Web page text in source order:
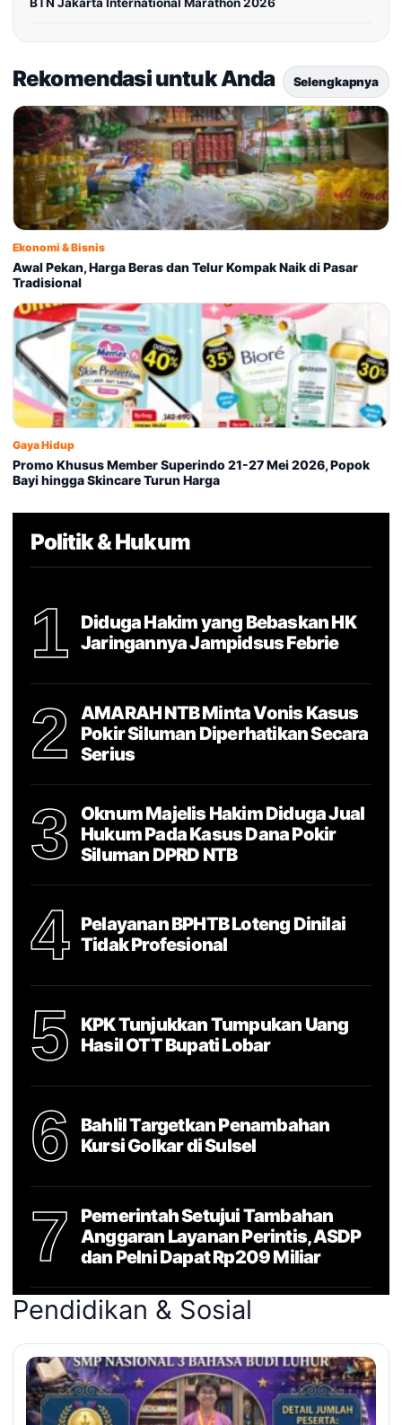
Rekomendasi untuk Anda Selengkapnya
Ekonomi & Bisnis
Awal Pekan, Harga Beras dan Telur Kompak Naik di Pasar
Tradisional
Gaya Hidup
Promo Khusus Member Superindo 21-27 Mei 2026, Popok
Bayi hingga Skincare Turun Harga
Politik & Hukum
1
Diduga Hakim yang Bebaskan HK
Jaringannya Jampidsus Febrie
2
AMARAH NTB Minta Vonis Kasus
Pokir Siluman Diperhatikan Secara
Serius
3
Oknum Majelis Hakim Diduga Jual
Hukum Pada Kasus Dana Pokir
Siluman DPRD NTB
4
Pelayanan BPHTB Loteng Dinilai
Tidak Profesional
5
KPK Tunjukkan Tumpukan Uang
Hasil OTT Bupati Lobar
6
Bahlil Targetkan Penambahan
Kursi Golkar di Sulsel
7
Pemerintah Setujui Tambahan
Anggaran Layanan Perintis, ASDP
dan Pelni Dapat Rp209 Miliar
Pendidikan & Sosial